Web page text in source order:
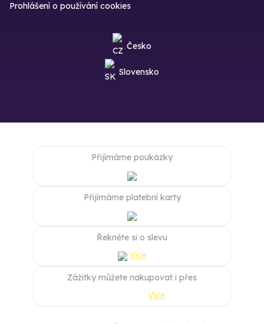
Prohlášení o používání cookies
Česko
Slovensko
Přijímáme poukázky
Přijímáme platební karty
Řekněte si o slevu
Více
Zážitky můžete nakupovat i přes
Více